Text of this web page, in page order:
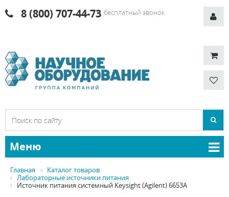
8 (800) 707-44-73 бесплатный звонок
Меню
Главная
Каталог товаров
Лабораторные источники питания
Источник питания системный Keysight (Agilent) 6653A